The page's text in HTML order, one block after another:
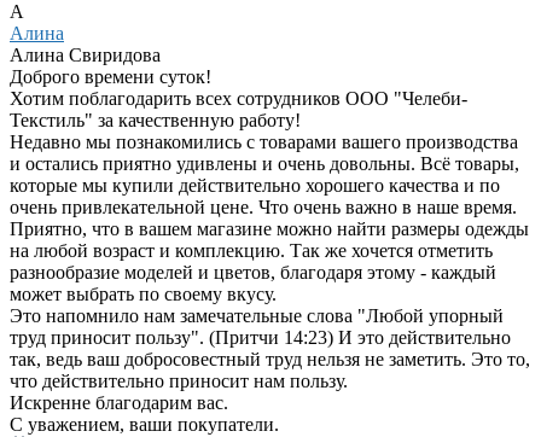
А
Алина
Алина Свиридова
Доброго времени суток!
Хотим поблагодарить всех сотрудников ООО "Челеби-
Текстиль" за качественную работу!
Недавно мы познакомились с товарами вашего производства
и остались приятно удивлены и очень довольны. Всё товары,
которые мы купили действительно хорошего качества и по
очень привлекательной цене. Что очень важно в наше время.
Приятно, что в вашем магазине можно найти размеры одежды
на любой возраст и комплекцию. Так же хочется отметить
разнообразие моделей и цветов, благодаря этому - каждый
может выбрать по своему вкусу.
Это напомнило нам замечательные слова "Любой упорный
труд приносит пользу". (Притчи 14:23) И это действительно
так, ведь ваш добросовестный труд нельзя не заметить. Это то,
что действительно приносит нам пользу.
Искренне благодарим вас.
С уважением, ваши покупатели.